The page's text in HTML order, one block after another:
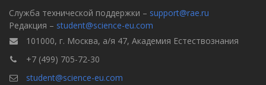
Служба технической поддержки – support@rae.ru
Редакция – student@science-eu.com
101000, г. Москва, а/я 47, Академия Естествознания
+7 (499) 705-72-30
student@science-eu.com